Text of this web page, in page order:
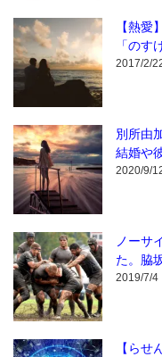
【熱
「のす
2017/2/
別所由
結婚や
2020/9/
ノーサ
た。脇
2019/7/4
【らせ